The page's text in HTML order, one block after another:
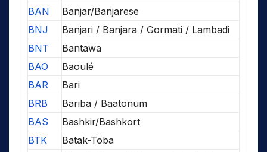
BAN
Banjar/Banjarese
BNJ
Banjari / Banjara / Gormati / Lambadi
BNT
Bantawa
BAO
Baoulé
BAR
Bari
BRB
Bariba / Baatonum
BAS
Bashkir/Bashkort
BTK
Batak-Toba